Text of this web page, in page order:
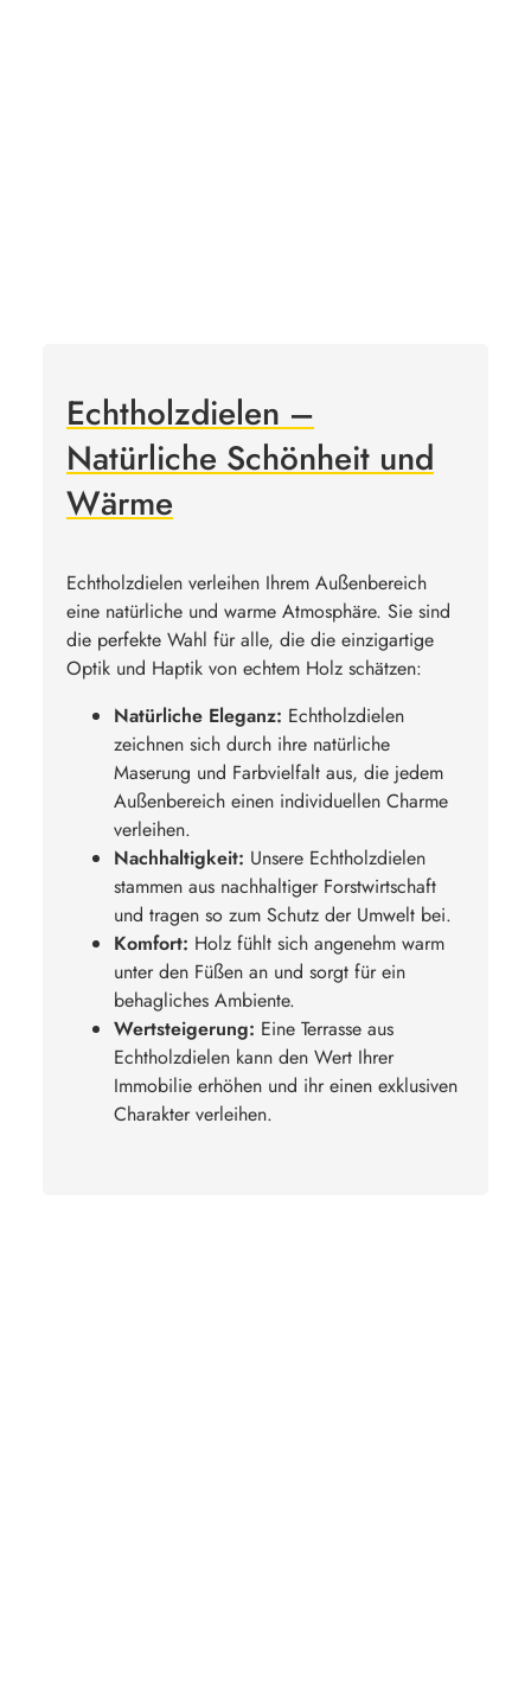
Echtholzdielen –
Natürliche Schönheit und
Wärme
Echtholzdielen verleihen Ihrem Außenbereich
eine natürliche und warme Atmosphäre. Sie sind
die perfekte Wahl für alle, die die einzigartige
Optik und Haptik von echtem Holz schätzen:
Natürliche Eleganz: Echtholzdielen
zeichnen sich durch ihre natürliche
Maserung und Farbvielfalt aus, die jedem
Außenbereich einen individuellen Charme
verleihen.
Nachhaltigkeit: Unsere Echtholzdielen
stammen aus nachhaltiger Forstwirtschaft
und tragen so zum Schutz der Umwelt bei.
Komfort: Holz fühlt sich angenehm warm
unter den Füßen an und sorgt für ein
behagliches Ambiente.
Wertsteigerung: Eine Terrasse aus
Echtholzdielen kann den Wert Ihrer
Immobilie erhöhen und ihr einen exklusiven
Charakter verleihen.